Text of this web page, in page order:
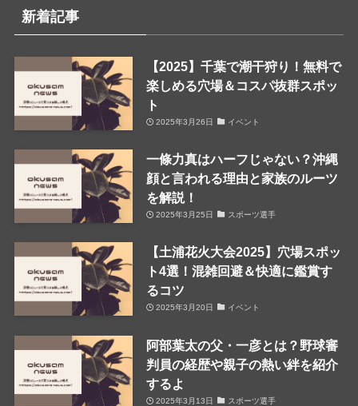
新着記事
【2025】千葉で潮干狩り！無料で
楽しめる穴場＆コスパ抜群スポッ
ト
2025年3月26日 イベント
一條力真はハーフじゃない？沖縄
顔と言われる理由と家族のルーツ
を解説！
2025年3月25日 スポーツ選手
【土浦花火大会2025】穴場スポッ
ト4選！混雑回避＆快適に鑑賞す
るコツ
2025年3月20日 イベント
阿部葉太の父・一彦とは？野球審
判員の経歴や親子の熱い絆を紹介
するよ
2025年3月13日 スポーツ選手